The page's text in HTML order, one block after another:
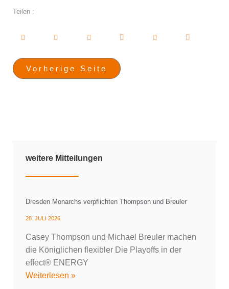
Teilen :
Vorherige Seite
weitere Mitteilungen
Dresden Monarchs verpflichten Thompson und Breuler
28. JULI 2026
Casey Thompson und Michael Breuler machen
die Königlichen flexibler Die Playoffs in der
effect® ENERGY
Weiterlesen »